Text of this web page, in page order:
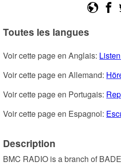
Toutes les langues
Voir cette page en Anglais:
Voir cette page en Allemand:
Voir cette page en Portugais:
Voir cette page en Espagnol:
Description
BMC RADIO is a branch of